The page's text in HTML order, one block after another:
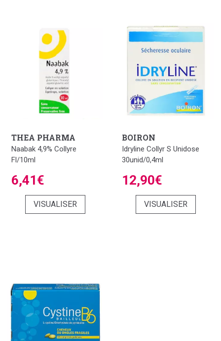
THEA PHARMA
Naabak 4,9% Collyre
Fl/10ml
6,41€
VISUALISER
BOIRON
Idryline Collyr S Unidose
30unid/0,4ml
12,90€
VISUALISER